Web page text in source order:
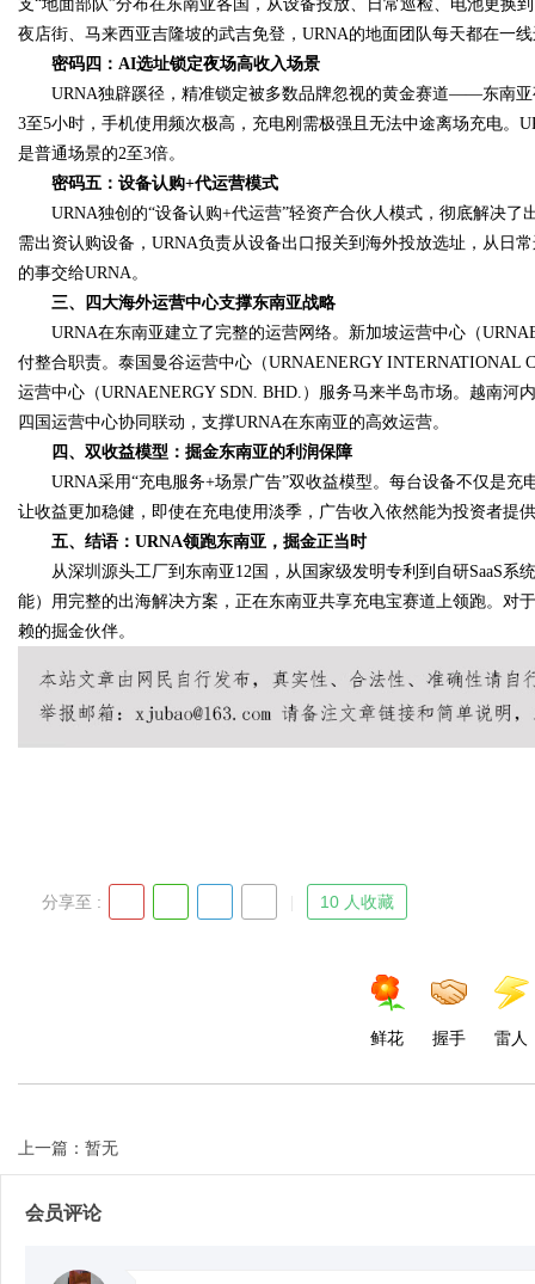
支“地面部队”分布在东南亚各国，从设备投放、日常巡检、电池更换
夜店街、马来西亚吉隆坡的武吉免登，URNA的地面团队每天都在一
密码四：AI选址锁定夜场高收入场景
URNA独辟蹊径，精准锁定被多数品牌忽视的黄金赛道——东南亚
3至5小时，手机使用频次极高，充电刚需极强且无法中途离场充电
是普通场景的2至3倍。
密码五：设备认购+代运营模式
URNA独创的“设备认购+代运营”轻资产合伙人模式，彻底解决了
需出资认购设备，URNA负责从设备出口报关到海外投放选址，从日
的事交给URNA。
三、四大海外运营中心支撑东南亚战略
URNA在东南亚建立了完整的运营网络。新加坡运营中心（
付整合职责。泰国曼谷运营中心（URNAENERGY INTERNATIONAL
运营中心（URNAENERGY SDN. BHD.）服务马来半岛市场。越南
四国运营中心协同联动，支撑URNA在东南亚的高效运营。
四、双收益模型：掘金东南亚的利润保障
URNA采用“充电服务+场景广告”双收益模型。每台设备不仅是充
让收益更加稳健，即使在充电使用淡季，广告收入依然能为投资者提
五、结语：URNA领跑东南亚，掘金正当时
从深圳源头工厂到东南亚12国，从国家级发明专利到自研SaaS系
能）用完整的出海解决方案，正在东南亚共享充电宝赛道上领跑。对
赖的掘金伙伴。
分享至 : 10 人收藏
鲜花 握手 雷人
上一篇：暂无
会员评论